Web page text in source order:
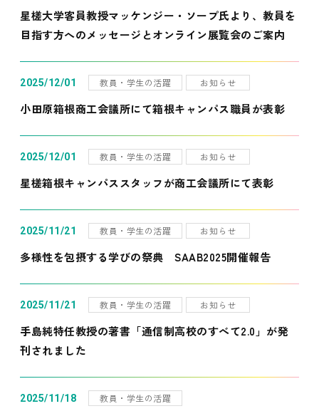
星槎大学客員教授マッケンジー・ソープ氏より、教員を
目指す方へのメッセージとオンライン展覧会のご案内
2025/12/01 教員・学生の活躍 お知らせ
小田原箱根商工会議所にて箱根キャンパス職員が表彰
2025/12/01 教員・学生の活躍 お知らせ
星槎箱根キャンパススタッフが商工会議所にて表彰
2025/11/21 教員・学生の活躍 お知らせ
多様性を包摂する学びの祭典 SAAB2025開催報告
2025/11/21 教員・学生の活躍 お知らせ
手島純特任教授の著書「通信制高校のすべて2.0」が発
刊されました
2025/11/18 教員・学生の活躍